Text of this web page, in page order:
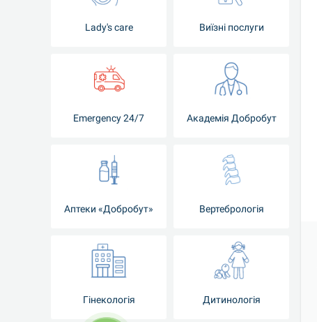
Lady's care Виїзні послуги
Emergency 24/7 Академія Добробут
Аптеки «Добробут» Вертебрологія
Гінекологія Дитинологія